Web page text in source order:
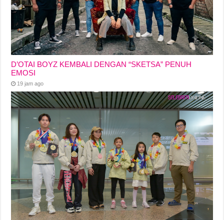
D’OTAI BOYZ KEMBALI DENGAN “SKETSA” PENUH
EMOSI
19 jam ago